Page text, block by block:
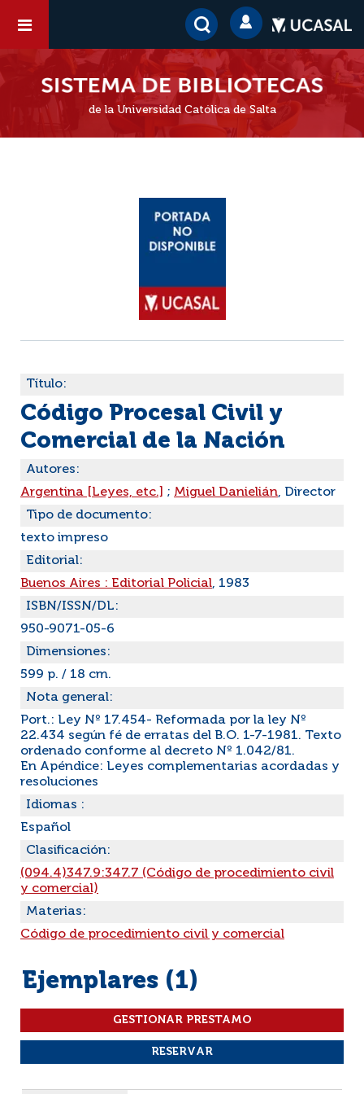
de la Universidad Católica de Salta
Título:
Código Procesal Civil y
Comercial de la Nación
Autores:
Argentina [Leyes, etc.]
; Miguel Danielián, Director
Tipo de documento:
texto impreso
Editorial:
Buenos Aires : Editorial Policial, 1983
ISBN/ISSN/DL:
950-9071-05-6
Dimensiones:
599 p. / 18 cm.
Nota general:
Port.: Ley Nº 17.454- Reformada por la ley Nº
22.434 según fé de erratas del B.O. 1-7-1981. Texto
ordenado conforme al decreto Nº 1.042/81.
En Apéndice: Leyes complementarias acordadas y
resoluciones
Idiomas :
Español
Clasificación:
(094.4)347.9:347.7 (Código de procedimiento civil
y comercial)
Materias:
Código de procedimiento civil y comercial
Ejemplares (1)